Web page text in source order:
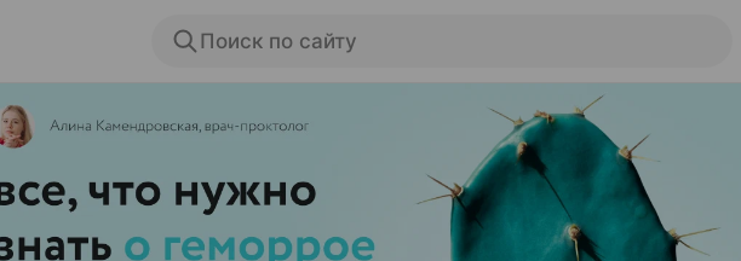
Поиск по сайту
ЭФФЕКТИВНАЯ РЕКЛАМА НА САЙТЕ